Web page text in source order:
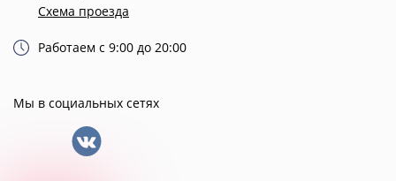
Схема проезда
Работаем с 9:00 до 20:00
Мы в социальных сетях